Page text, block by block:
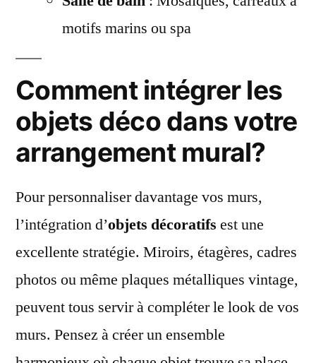
motifs marins ou spa
Comment intégrer les
objets déco dans votre
arrangement mural?
Pour personnaliser davantage vos murs,
l’intégration d’objets décoratifs est une
excellente stratégie. Miroirs, étagères, cadres
photos ou même plaques métalliques vintage,
peuvent tous servir à compléter le look de vos
murs. Pensez à créer un ensemble